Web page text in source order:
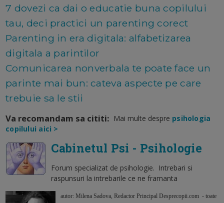
7 dovezi ca dai o educatie buna copilului
tau, deci practici un parenting corect
Parenting in era digitala: alfabetizarea
digitala a parintilor
Comunicarea nonverbala te poate face un
parinte mai bun: cateva aspecte pe care
trebuie sa le stii
Va recomandam sa cititi: Mai multe despre psihologia
copilului aici >
Cabinetul Psi - Psihologie
Forum specializat de psihologie. Intrebari si
raspunsuri la intrebarile ce ne framanta
autor: Milena Sadova, Redactor Principal Desprecopii.com - toate